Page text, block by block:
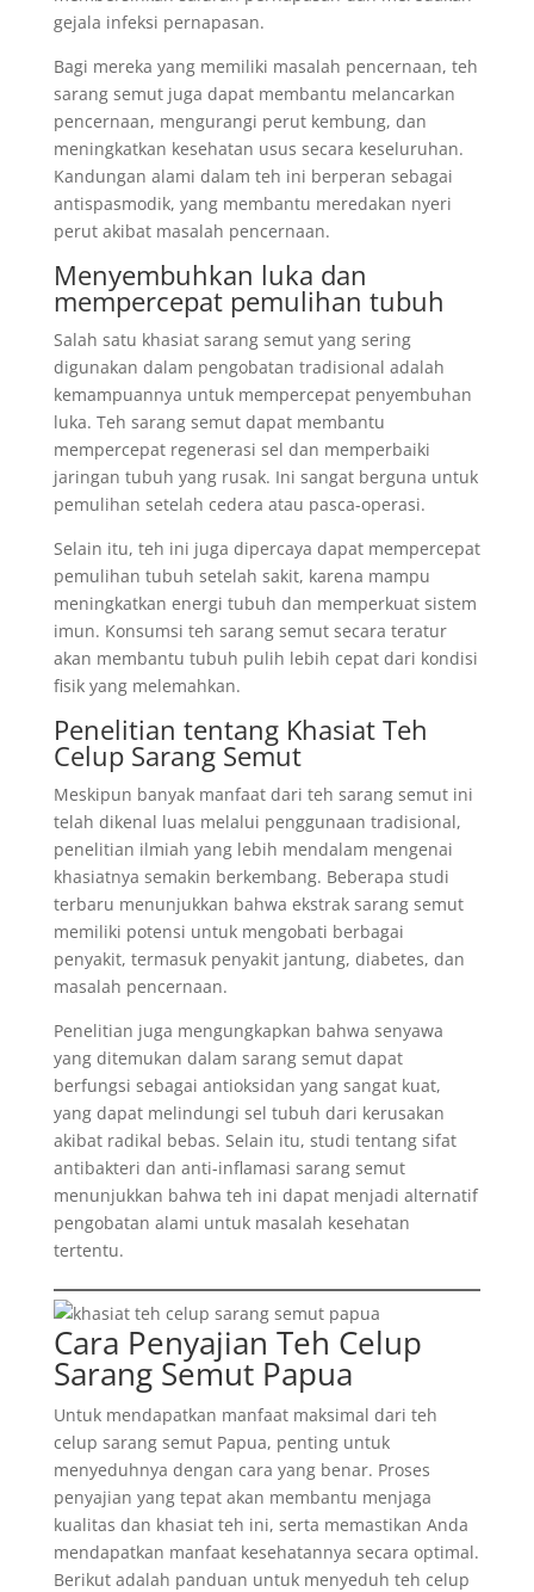
gejala infeksi pernapasan.
Bagi mereka yang memiliki masalah pencernaan, teh
sarang semut juga dapat membantu melancarkan
pencernaan, mengurangi perut kembung, dan
meningkatkan kesehatan usus secara keseluruhan.
Kandungan alami dalam teh ini berperan sebagai
antispasmodik, yang membantu meredakan nyeri
perut akibat masalah pencernaan.
Menyembuhkan luka dan
mempercepat pemulihan tubuh
Salah satu khasiat sarang semut yang sering
digunakan dalam pengobatan tradisional adalah
kemampuannya untuk mempercepat penyembuhan
luka. Teh sarang semut dapat membantu
mempercepat regenerasi sel dan memperbaiki
jaringan tubuh yang rusak. Ini sangat berguna untuk
pemulihan setelah cedera atau pasca-operasi.
Selain itu, teh ini juga dipercaya dapat mempercepat
pemulihan tubuh setelah sakit, karena mampu
meningkatkan energi tubuh dan memperkuat sistem
imun. Konsumsi teh sarang semut secara teratur
akan membantu tubuh pulih lebih cepat dari kondisi
fisik yang melemahkan.
Penelitian tentang Khasiat Teh
Celup Sarang Semut
Meskipun banyak manfaat dari teh sarang semut ini
telah dikenal luas melalui penggunaan tradisional,
penelitian ilmiah yang lebih mendalam mengenai
khasiatnya semakin berkembang. Beberapa studi
terbaru menunjukkan bahwa ekstrak sarang semut
memiliki potensi untuk mengobati berbagai
penyakit, termasuk penyakit jantung, diabetes, dan
masalah pencernaan.
Penelitian juga mengungkapkan bahwa senyawa
yang ditemukan dalam sarang semut dapat
berfungsi sebagai antioksidan yang sangat kuat,
yang dapat melindungi sel tubuh dari kerusakan
akibat radikal bebas. Selain itu, studi tentang sifat
antibakteri dan anti-inflamasi sarang semut
menunjukkan bahwa teh ini dapat menjadi alternatif
pengobatan alami untuk masalah kesehatan
tertentu.
Cara Penyajian Teh Celup
Sarang Semut Papua
Untuk mendapatkan manfaat maksimal dari teh
celup sarang semut Papua, penting untuk
menyeduhnya dengan cara yang benar. Proses
penyajian yang tepat akan membantu menjaga
kualitas dan khasiat teh ini, serta memastikan Anda
mendapatkan manfaat kesehatannya secara optimal.
Berikut adalah panduan untuk menyeduh teh celup